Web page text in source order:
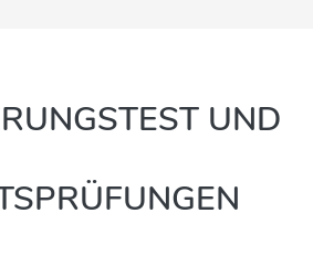
UND